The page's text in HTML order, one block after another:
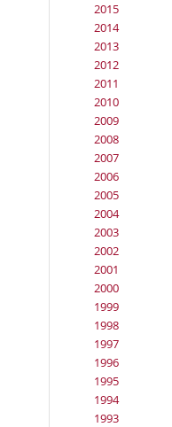
2015
2014
2013
2012
2011
2010
2009
2008
2007
2006
2005
2004
2003
2002
2001
2000
1999
1998
1997
1996
1995
1994
1993